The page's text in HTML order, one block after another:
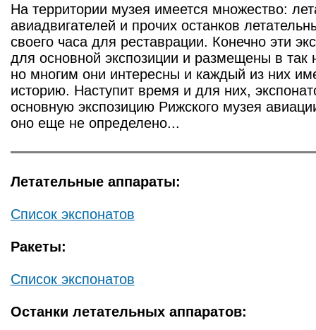
На территории музея имеется множество:
авиадвигателей и прочих останков
своего часа для реставрации. Конечно эти
для основной экспозиции и размещены в так
но многим они интересны и каждый из них
историю. Наступит время и для них,
основную экспозицию Рижского музея
оно еще не определено...
Летательные аппараты:
Список экспонатов
Ракеты:
Список экспонатов
Останки летательных аппаратов: